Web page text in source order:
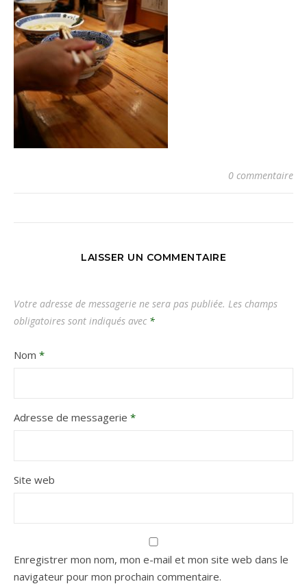
0 commentaire
LAISSER UN COMMENTAIRE
Votre adresse de messagerie ne sera pas publiée. Les champs
obligatoires sont indiqués avec *
Nom *
Adresse de messagerie *
Site web
Enregistrer mon nom, mon e-mail et mon site web dans le
navigateur pour mon prochain commentaire.